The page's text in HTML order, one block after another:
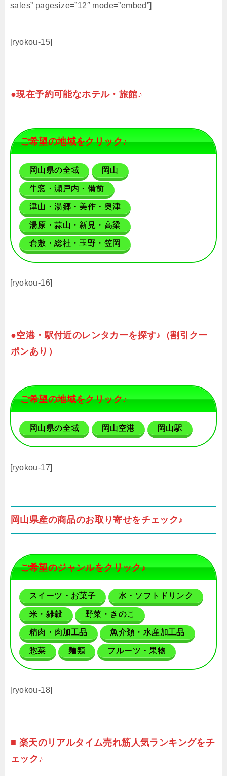
sales” pagesize=”12″ mode=”embed”]
[ryokou-15]
●現在予約可能なホテル・旅館♪
ご希望の地域をクリック♪
岡山県の全域 岡山
牛窓・瀬戸内・備前
津山・湯郷・美作・奥津
湯原・蒜山・新見・高梁
倉敷・総社・玉野・笠岡
[ryokou-16]
●空港・駅付近のレンタカーを探す♪（割引クー
ポンあり）
ご希望の地域をクリック♪
岡山県の全域 岡山空港 岡山駅
[ryokou-17]
岡山県産の商品のお取り寄せをチェック♪
ご希望のジャンルをクリック♪
スイーツ・お菓子 水・ソフトドリンク
米・雑穀 野菜・きのこ
精肉・肉加工品 魚介類・水産加工品
惣菜 麺類 フルーツ・果物
[ryokou-18]
■ 楽天のリアルタイム売れ筋人気ランキングをチ
ェック♪